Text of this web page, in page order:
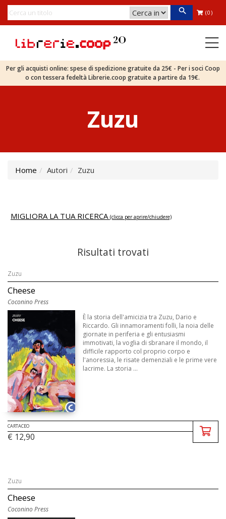
(0)
Per gli acquisti online: spese di spedizione gratuite da 25€ - Per i soci Coop
o con tessera fedeltà Librerie.coop gratuite a partire da 19€.
Zuzu
Home Autori Zuzu
MIGLIORA LA TUA RICERCA (clicca per aprire/chiudere)
Risultati trovati
Zuzu
Cheese
Coconino Press
È la storia dell'amicizia tra Zuzu, Dario e
Riccardo. Gli innamoramenti folli, la noia delle
giornate in periferia e gli entusiasmi
immotivati, la voglia di sbranare il mondo, il
difficile rapporto col proprio corpo e
l'anoressia, le risate demenziali e le prime vere
lacrime. La storia ...
CARTACEO
€ 12,90
Zuzu
Cheese
Coconino Press